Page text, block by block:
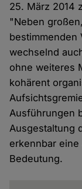
25. März 2014
"Neben
bestimmenden
wechselnd
ohne weiteres
kohärent
Ausführungen
Ausgestaltung
erkennbar
Bedeutung.